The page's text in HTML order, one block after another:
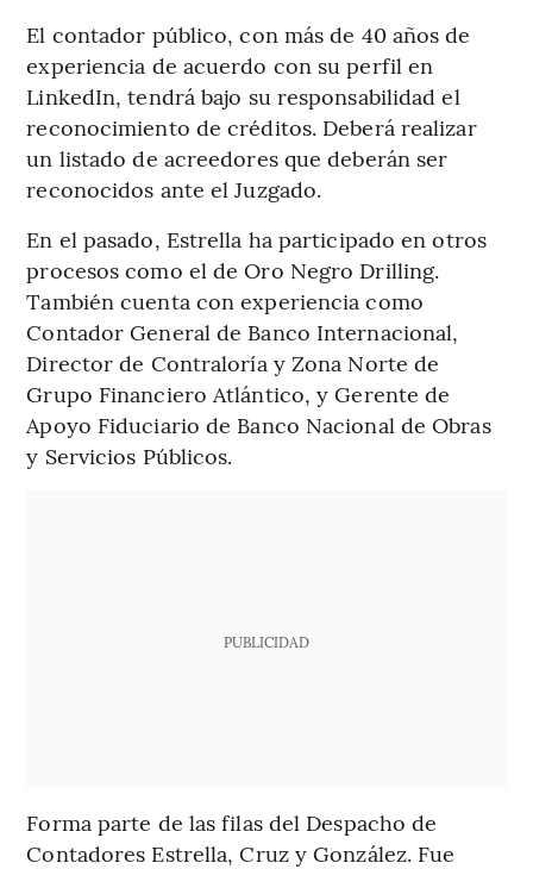
El contador público, con más de 40 años de
experiencia de acuerdo con su perfil en
LinkedIn, tendrá bajo su responsabilidad el
reconocimiento de créditos. Deberá realizar
un listado de acreedores que deberán ser
reconocidos ante el Juzgado.
En el pasado, Estrella ha participado en otros
procesos como el de Oro Negro Drilling.
También cuenta con experiencia como
Contador General de Banco Internacional,
Director de Contraloría y Zona Norte de
Grupo Financiero Atlántico, y Gerente de
Apoyo Fiduciario de Banco Nacional de Obras
y Servicios Públicos.
PUBLICIDAD
Forma parte de las filas del Despacho de
Contadores Estrella, Cruz y González. Fue